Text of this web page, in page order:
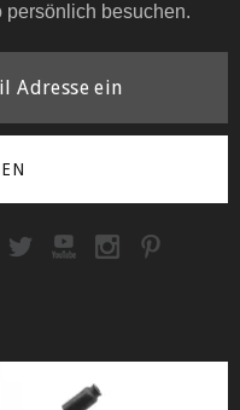
persönlich besuchen.